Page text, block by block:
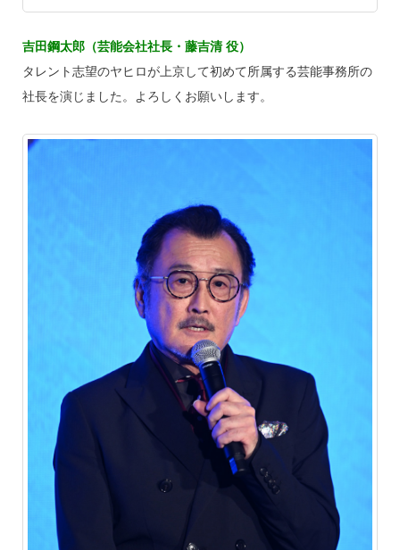
吉田鋼太郎（芸能会社社長・藤吉清 役）
タレント志望のヤヒロが上京して初めて所属する芸能事務所の
社長を演じました。よろしくお願いします。